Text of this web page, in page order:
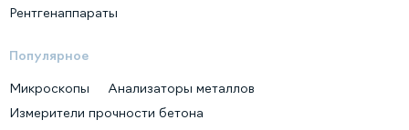
Рентгенаппараты
Популярное
Микроскопы
Анализаторы металлов
Измерители прочности бетона